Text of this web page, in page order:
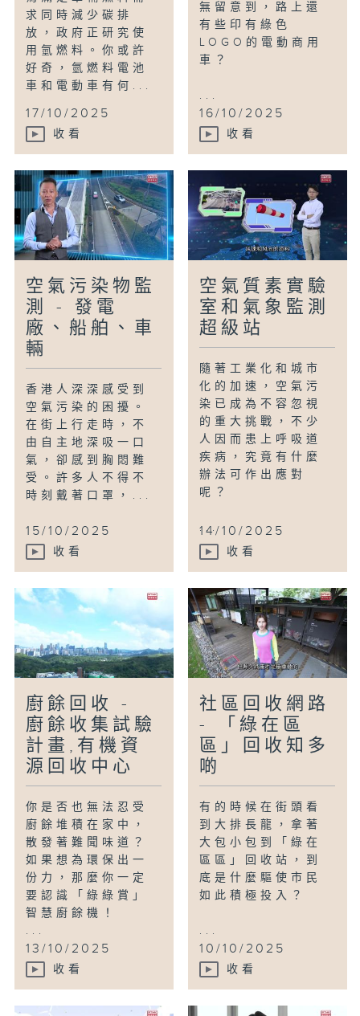
求同時減少碳排
放，政府正研究使
用氫燃料。你或許
好奇，氫燃料電池
車和電動車有何...
17/10/2025
收看
無留意到，路上還
有些印有綠色
LOGO的電動商用
車？
...
16/10/2025
收看
空氣污染物監
測 - 發電
廠、船舶、車
輛
香港人深深感受到
空氣污染的困擾。
在街上行走時，不
由自主地深吸一口
氣，卻感到胸悶難
受。許多人不得不
時刻戴著口罩，...
15/10/2025
收看
空氣質素實驗
室和氣象監測
超級站
隨著工業化和城市
化的加速，空氣污
染已成為不容忽視
的重大挑戰，不少
人因而患上呼吸道
疾病，究竟有什麼
辦法可作出應對
呢？
...
14/10/2025
收看
廚餘回收 -
廚餘收集試驗
計畫,有機資
源回收中心
你是否也無法忍受
廚餘堆積在家中，
散發著難聞味道？
如果想為環保出一
份力，那麼你一定
要認識「綠綠賞」
智慧廚餘機！
...
13/10/2025
收看
社區回收網路
- 「綠在區
區」回收知多
啲
有的時候在街頭看
到大排長龍，拿著
大包小包到「綠在
區區」回收站，到
底是什麼驅使市民
如此積極投入？
...
10/10/2025
收看